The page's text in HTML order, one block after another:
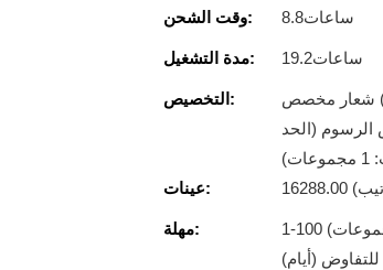
وقت الشحن:
ساعات8.8
مدة التشغيل: ساعات19.2
التخصيص:
شعار مخصص (Min. الترتيب: 1 مجموعات) ، التعبئة والتغليف حسب
، تخصيص الرسوم (الحد
عينات:
مهلة:
1-100 (مجموعات): 45 (يومًا) ، 101-300 (مجموعات): 60 (يومًا) ،>